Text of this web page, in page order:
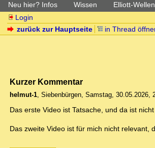
Neu hier? Infos Wissen Elliott-Wellen
Login
zurück zur Hauptseite
in Thread
Kurzer Kommentar
helmut-1, Siebenbürgen, Samstag, 30.05.2026,
Das erste Video ist Tatsache, und da ist
Das zweite Video ist für mich nicht relevant,